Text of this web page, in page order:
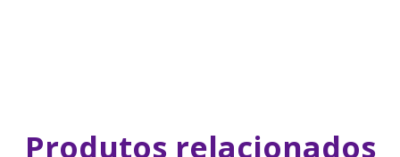
Produtos relacionados